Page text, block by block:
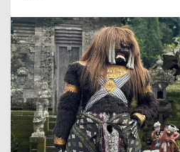
b
e
r
a
g
a
m
a
n
B
u